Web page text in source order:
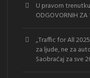
U pravom
ODGOVORNIH ZA
„Traffic for All
za ljude, ne za
Saobraćaj za sve